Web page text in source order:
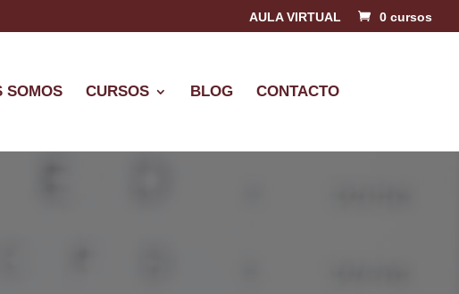
AULA VIRTUAL 0 cursos
SOMOS CURSOS BLOG CONTACTO